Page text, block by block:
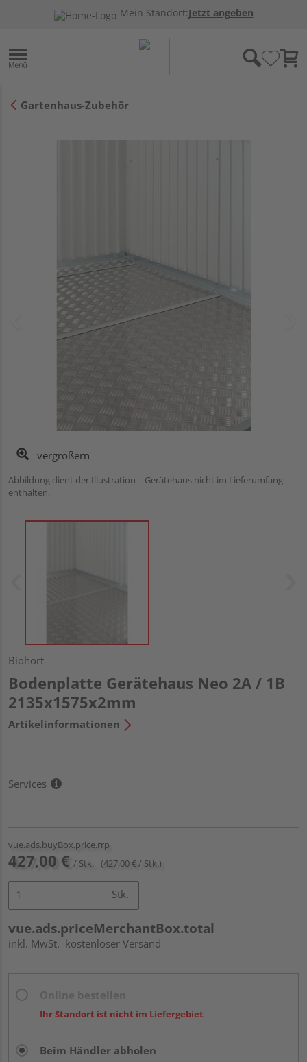
Mein Standort:Jetzt angeben
Gartenhaus-Zubehör
vergrößern
Abbildung dient der Illustration – Gerätehaus nicht im Lieferumfang
enthalten.
Biohort
Bodenplatte Gerätehaus Neo 2A / 1B
2135x1575x2mm
Artikelinformationen
Services
vue.ads.buyBox.price.rrp
427,00 € / Stk. (427,00 € / Stk.)
Stk.
vue.ads.priceMerchantBox.total
inkl. MwSt. kostenloser Versand
Ihr Standort ist nicht im Liefergebiet
Beim Händler abholen